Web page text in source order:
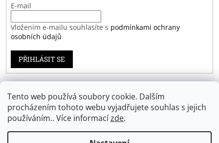
Tento web používá soubory cookie. Dalším
procházením tohoto webu vyjadřujete souhlas s jejich
používáním.. Více informacízde.
E-mail
Vložením e-mailu souhlasíte s podmínkami ochrany
osobních údajů
PŘIHLÁSIT SE
Záruka spokojenosti